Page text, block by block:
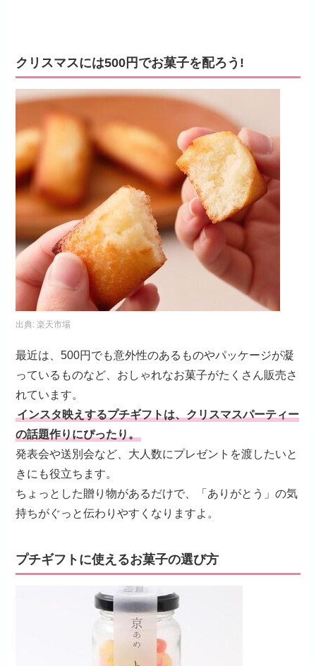
クリスマスには500円でお菓子を配ろう!
出典:楽天市場
最近は、500円でも意外性のあるものやパッケージが凝
っているものなど、おしゃれなお菓子がたくさん販売さ
れています。
インスタ映えするプチギフトは、クリスマスパーティー
の話題作りにぴったり。
発表会や送別会など、大人数にプレゼントを渡したいと
きにも役立ちます。
ちょっとした贈り物があるだけで、「ありがとう」の気
持ちがぐっと伝わりやすくなりますよ。
プチギフトに使えるお菓子の選び方